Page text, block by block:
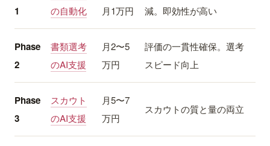
1
の自動化
月1万円
減。即効性が高い
Phase
2
書類選考
のAI支援
月2〜5
万円
評価の一貫性確保。選考
スピード向上
Phase
3
スカウト
のAI支援
月5〜7
万円
スカウトの質と量の両立